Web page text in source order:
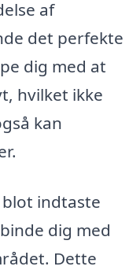
af
det perfekte
dig med at
hvilket ikke
kan
blot indtaste
dig med
Dette